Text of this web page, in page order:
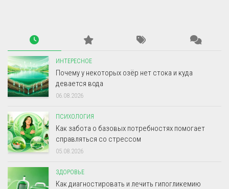
ИНТЕРЕСНОЕ
Почему у некоторых озёр нет стока и куда
девается вода
06.08.2026
ПСИХОЛОГИЯ
Как забота о базовых потребностях помогает
справляться со стрессом
05.08.2026
ЗДОРОВЬЕ
Как диагностировать и лечить гипогликемию